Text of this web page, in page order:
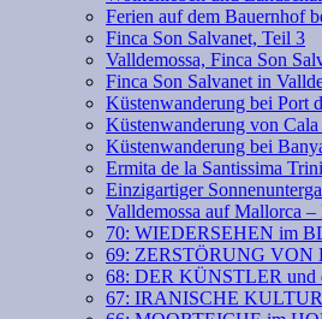
Ferien auf dem Bauernhof
Finca Son Salvanet, Teil 3
Valldemossa, Finca Son
Finca Son Salvanet in
Küstenwanderung bei Port
Küstenwanderung von
Küstenwanderung bei
Ermita de la Santissima
Einzigartiger
Valldemossa auf Mallorca
70: WIEDERSEHEN im
69: ZERSTÖRUNG VON
68: DER KÜNSTLER
67: IRANISCHE